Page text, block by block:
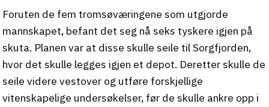
Foruten de fem tromsøværingene som utgjorde
mannskapet, befant det seg nå seks tyskere igjen på
skuta. Planen var at disse skulle seile til Sorgfjorden,
hvor det skulle legges igjen et depot. Deretter skulle de
seile videre vestover og utføre forskjellige
vitenskapelige undersøkelser, før de skulle ankre opp i